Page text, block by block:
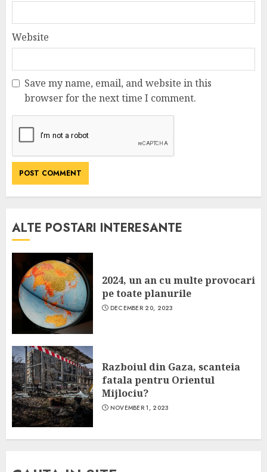
Website
Save my name, email, and website in this
browser for the next time I comment.
ALTE POSTARI INTERESANTE
2024, un an cu multe provocari
pe toate planurile
DECEMBER 20, 2023
Razboiul din Gaza, scanteia
fatala pentru Orientul
Mijlociu?
NOVEMBER 1, 2023